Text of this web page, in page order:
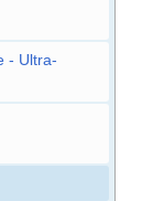
- Ultra-